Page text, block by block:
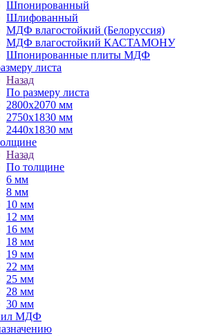
Шпонированный
Шлифованный
МДФ влагостойкий (Белоруссия)
МДФ влагостойкий КАСТАМОНУ
Шпонированные плиты МДФ
листа
Назад
По размеру листа
2800х2070 мм
2750х1830 мм
2440х1830 мм
Назад
По толщине
6 мм
8 мм
10 мм
12 мм
16 мм
18 мм
19 мм
22 мм
25 мм
28 мм
30 мм
МДФ